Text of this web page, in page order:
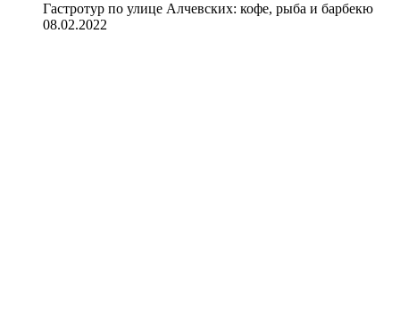
Гастротур по улице Алчевских: кофе, рыба и барбекю
08.02.2022